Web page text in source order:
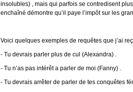
insolubles) , mais qui parfois se contredisent
enchaîné démontre qu’il paye l’impôt sur les
Voici quelques exemples de requêtes que j’ai
- Tu devrais parler plus de cul (Alexandra) .
- Tu n’as pas intérêt a parler de moi (Fanny) .
- Tu devrais arrêter de parler de tes conquêtes